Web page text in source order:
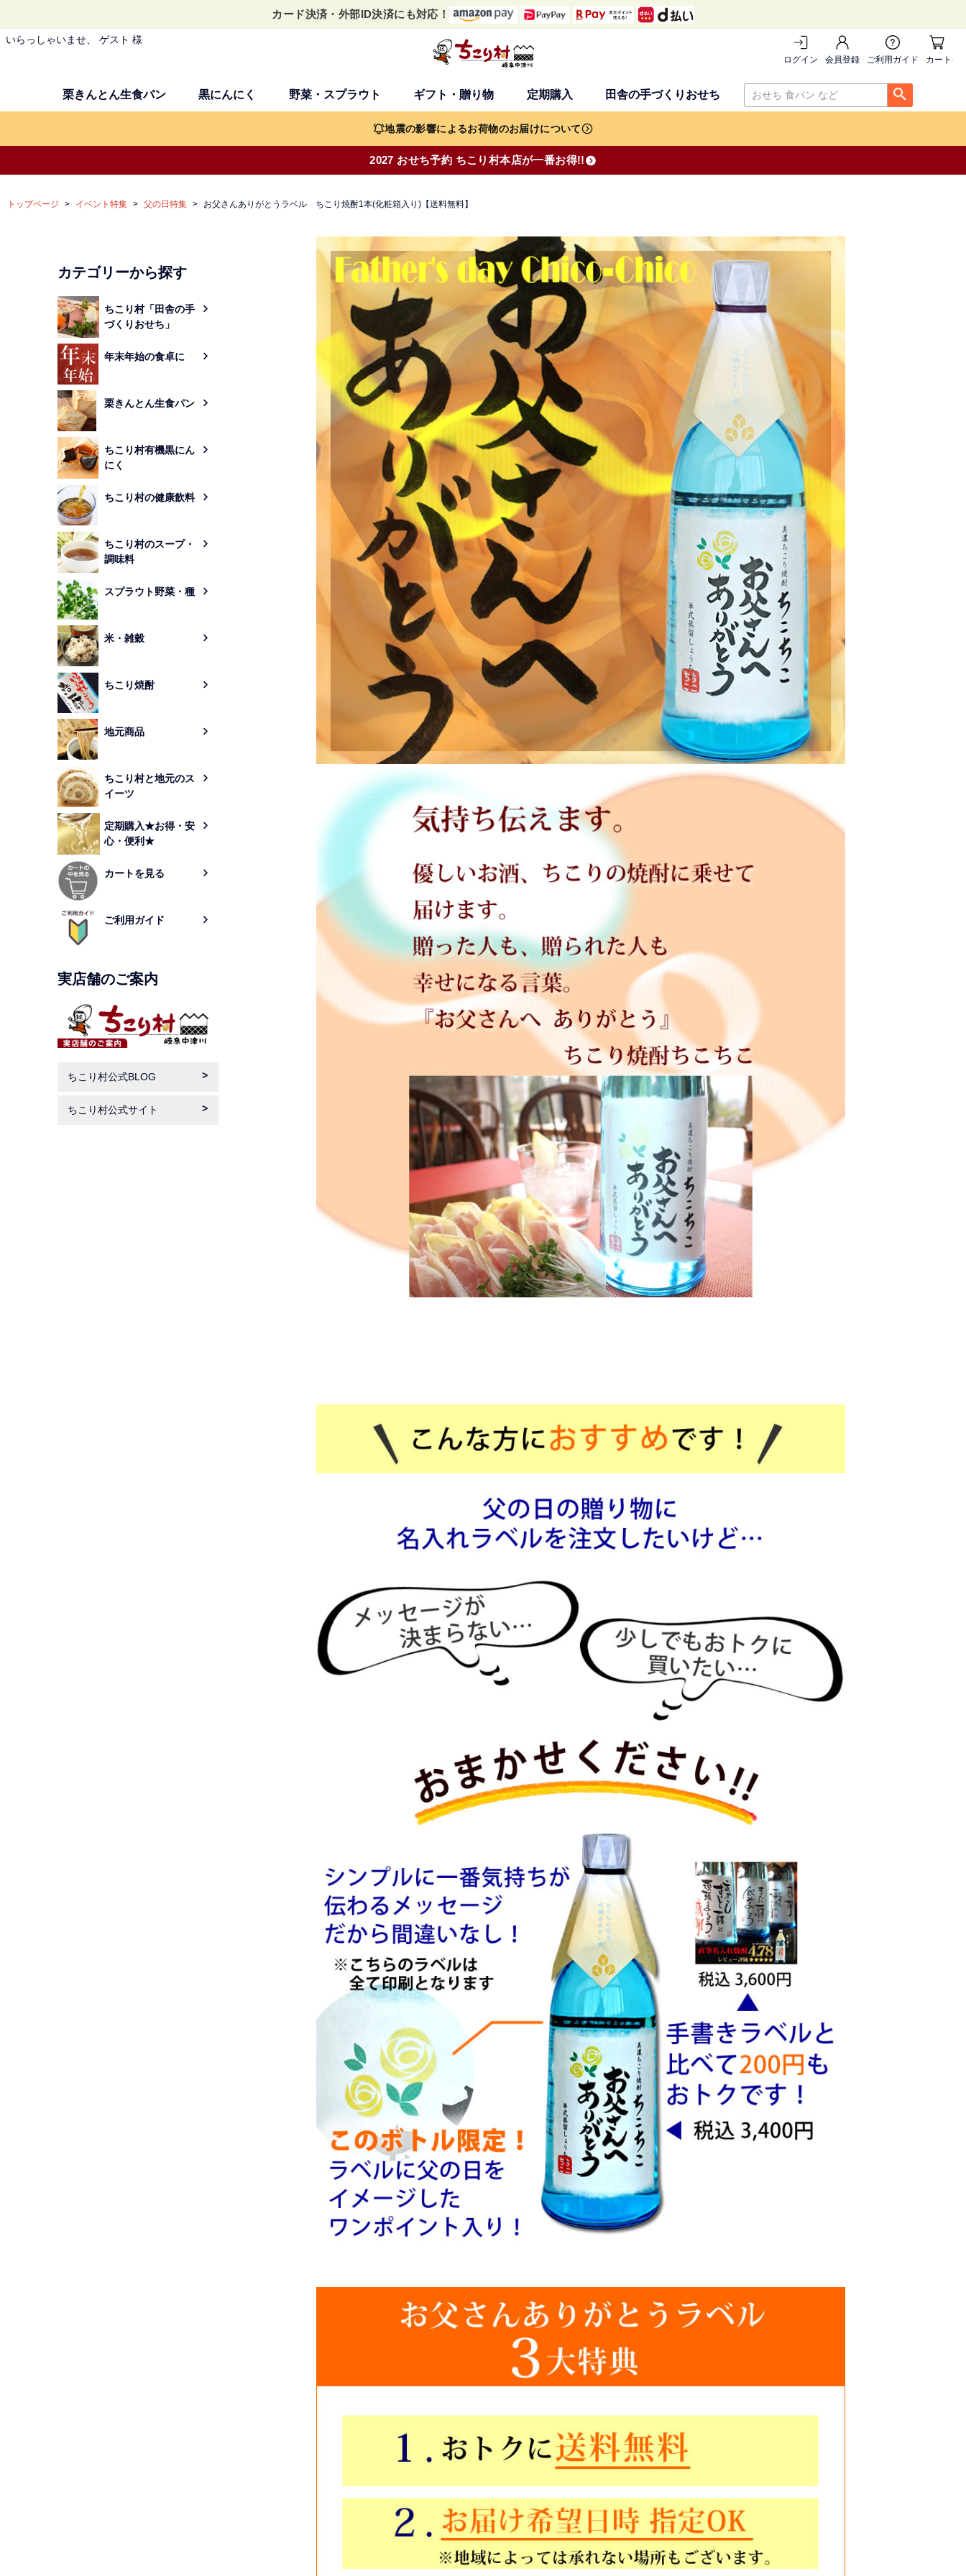
カード決済・外部ID決済にも対応！
いらっしゃいませ、 ゲスト 様
ログイン 会員登録 ご利用ガイド カートを
栗きんとん生食パン 黒にんにく 野菜・スプラウト ギフト・贈り物 定期購入 田舎の手づくりおせち
検索
地震の影響によるお荷物のお届けについて
2027 おせち予約 ちこり村本店が一番お得!!
トップページ イベント特集 父の日特集 お父さんありがとうラベル ちこり焼酎1本(化粧箱入り)【送料無料】
カテゴリーから探す
ちこり村「田舎の手
づくりおせち」
年末年始の食卓に
栗きんとん生食パン
ちこり村有機黒にん
にく
ちこり村の健康飲料
ちこり村のスープ・
調味料
スプラウト野菜・種
米・雑穀
ちこり焼酎
地元商品
ちこり村と地元のス
イーツ
定期購入★お得・安
心・便利★
カートを見る
ご利用ガイド
実店舗のご案内
ちこり村公式BLOG
ちこり村公式サイト